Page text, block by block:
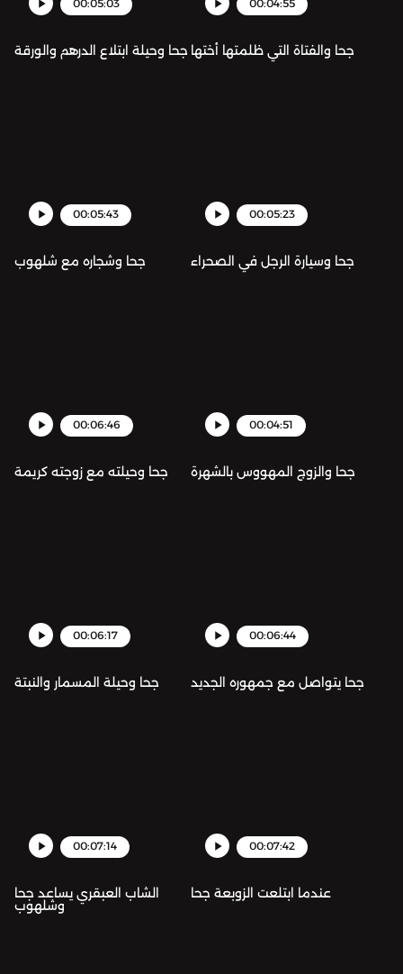
00:05:03
جحا وحيلة ابتلاع الدرهم والورقة
00:04:55
جحا والفتاة التي ظلمتها أختها
00:05:43
جحا وشجاره مع شلهوب
00:05:23
جحا وسيارة الرجل في الصحراء
00:06:46
جحا وحيلته مع زوجته كريمة
00:04:51
جحا والزوج المهووس بالشهرة
00:06:17
جحا وحيلة المسمار والنبتة
00:06:44
جحا يتواصل مع جمهوره الجديد
00:07:14
الشاب العبقري يساعد جحا
وشلهوب
00:07:42
عندما ابتلعت الزوبعة جحا